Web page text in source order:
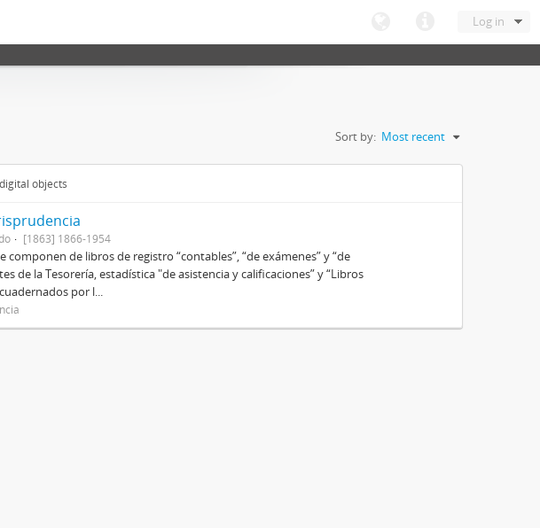
Log in
Sort by: Most recent
objects
[1863] 1866-1954
componen de libros de registro “contables”, “de exámenes” y “de
de la Tesorería, estadística "de asistencia y calificaciones” y “Libros
por l...